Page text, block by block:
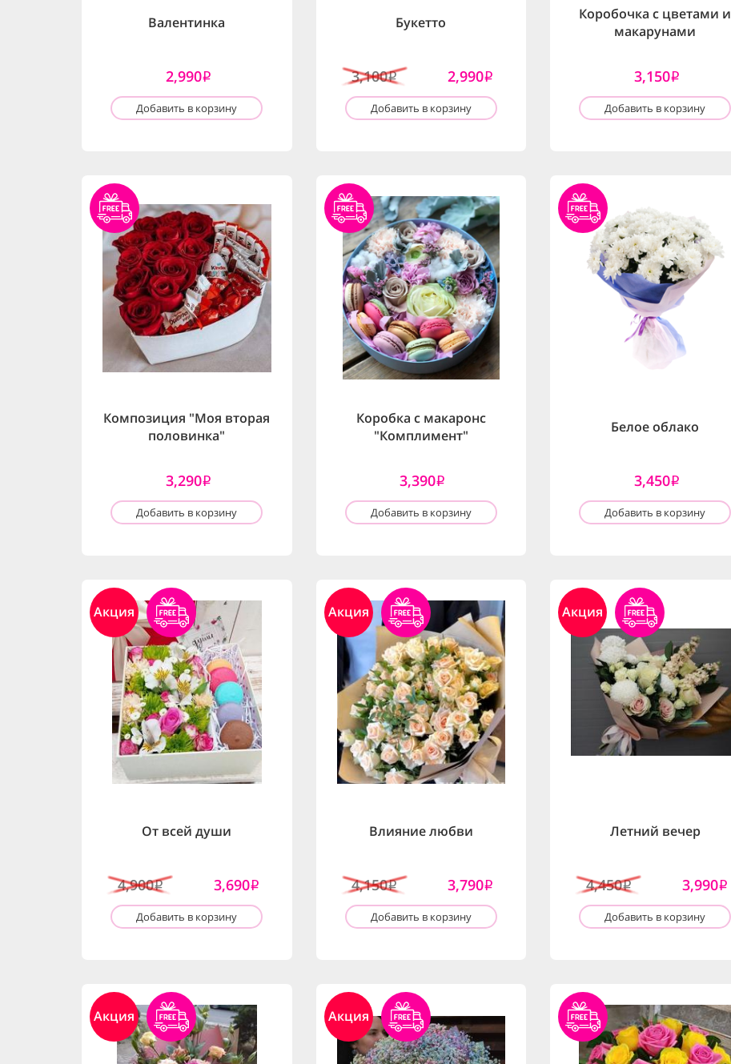
Валентинка
2,990i
Добавить в корзину
Букетто
3,100i 2,990i
Добавить в корзину
Коробочка с цветами и
макарунами
3,150i
Добавить в корзину
Композиция "Моя вторая
половинка"
3,290i
Добавить в корзину
Коробка с макаронс
"Комплимент"
3,390i
Добавить в корзину
Белое облако
3,450i
Добавить в корзину
Акция
От всей души
4,900i 3,690i
Добавить в корзину
Акция
Влияние любви
4,150i 3,790i
Добавить в корзину
Акция
Летний вечер
4,450i 3,990i
Добавить в корзину
Акция Акция